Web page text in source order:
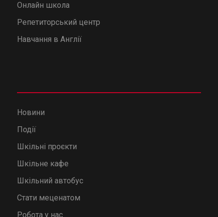
Онлайн школа
Репетиторський центр
Навчання в Англії
Новини
Події
Шкільні проєкти
Шкільне кафе
Шкільний автобус
Стати меценатом
Робота у нас